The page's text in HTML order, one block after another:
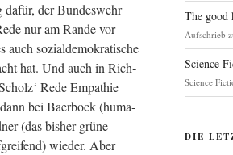
der Bun­des­wehr
nur am Ran­de vor –
auch sozi­al­de­mo­kra­ti­sche
hat. Und auch in Rich­
Rede Empa­thie
bei Baer­bock (huma­
(das bis­her grü­ne
wie­der. Aber
The
Aufschrieb
Science
Science
DIE